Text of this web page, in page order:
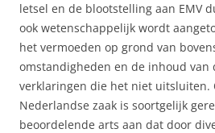
letsel en de blootstelling aan EMV
ook wetenschappelijk wordt
het vermoeden op grond van
omstandigheden en de inhoud van
verklaringen die het niet uitsluiten.
Nederlandse zaak is soortgelijk
beoordelende arts aan dat door